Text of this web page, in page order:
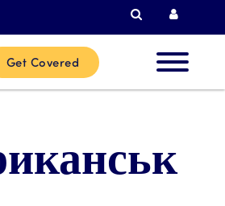
Пошук
Get Covered